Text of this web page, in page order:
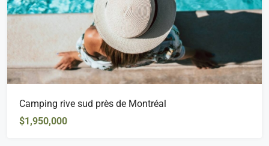
Camping rive sud près de Montréal
$1,950,000